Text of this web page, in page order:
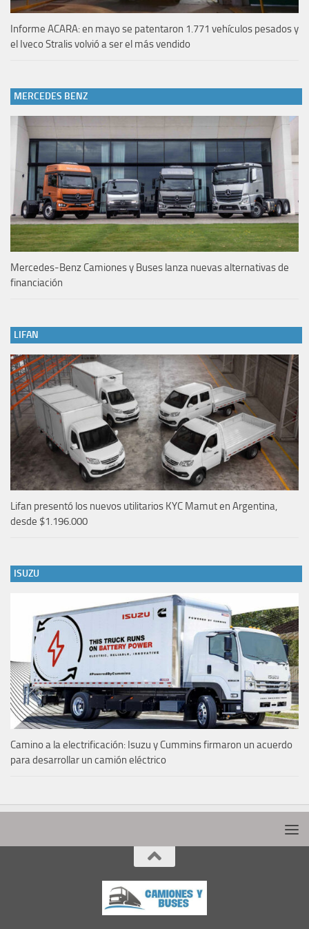
Informe ACARA: en mayo se patentaron 1.771 vehículos pesados y
el Iveco Stralis volvió a ser el más vendido
MERCEDES BENZ
Mercedes-Benz Camiones y Buses lanza nuevas alternativas de
financiación
LIFAN
Lifan presentó los nuevos utilitarios KYC Mamut en Argentina,
desde $1.196.000
ISUZU
Camino a la electrificación: Isuzu y Cummins firmaron un acuerdo
para desarrollar un camión eléctrico